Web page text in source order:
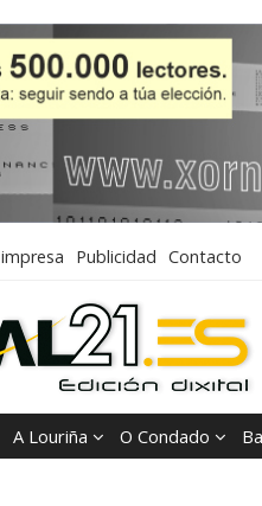
Publicidad Contacto
A Louriña O Condado